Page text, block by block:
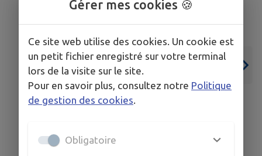
AOÛT
Gérer mes cookies 🍪
Ce site web utilise des cookies. Un cookie est
un petit fichier enregistré sur votre terminal
lors de la visite sur le site.
Pour en savoir plus, consultez notre Politique
de gestion des cookies
Obligatoire